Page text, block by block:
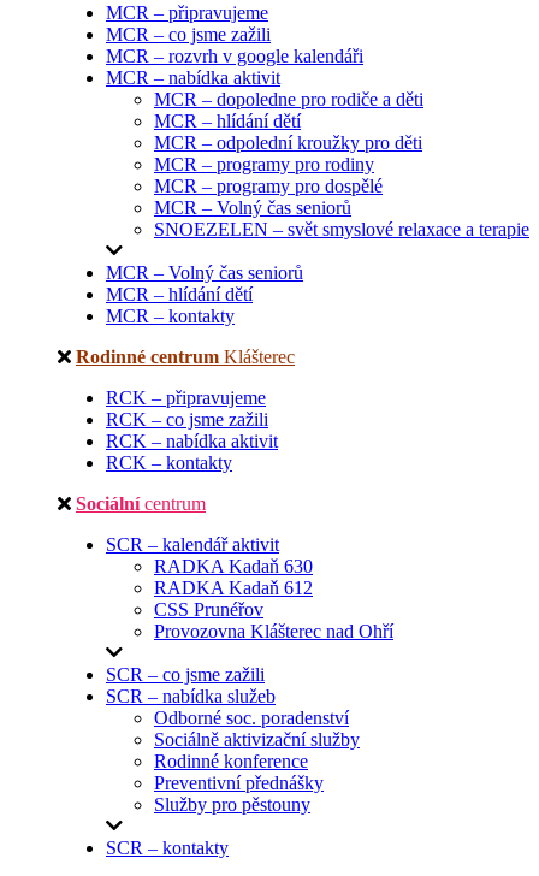
MCR – připravujeme
MCR – co jsme zažili
MCR – rozvrh v google kalendáři
MCR – nabídka aktivit
MCR – dopoledne pro rodiče a děti
MCR – hlídání dětí
MCR – odpolední kroužky pro děti
MCR – programy pro rodiny
MCR – programy pro dospělé
MCR – Volný čas seniorů
SNOEZELEN – svět smyslové relaxace a terapie
MCR – Volný čas seniorů
MCR – hlídání dětí
MCR – kontakty
Rodinné centrum Klášterec
RCK – připravujeme
RCK – co jsme zažili
RCK – nabídka aktivit
RCK – kontakty
Sociální centrum
SCR – kalendář aktivit
RADKA Kadaň 630
RADKA Kadaň 612
CSS Prunéřov
Provozovna Klášterec nad Ohří
SCR – co jsme zažili
SCR – nabídka služeb
Odborné soc. poradenství
Sociálně aktivizační služby
Rodinné konference
Preventivní přednášky
Služby pro pěstouny
SCR – kontakty